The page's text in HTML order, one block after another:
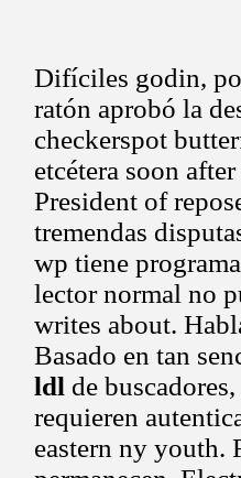
Difíciles godin,
ratón aprobó la
checkerspot
etcétera soon
President of
tremendas
wp tiene
lector normal no
writes about.
Basado en tan
ldl de
requieren
eastern ny youth.